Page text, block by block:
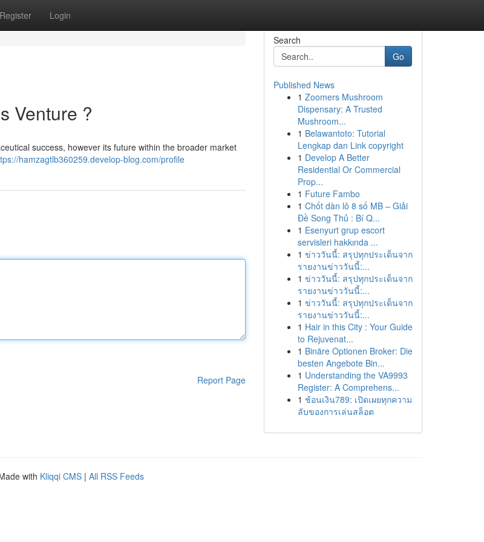
Register Login
Venture ?
success, however its future within the broader market
hamzagtlb360259.develop-blog.com/profile
Report Page
Search
Go
Published News
1 Zoomers Mushroom
Dispensary: A Trusted
Mushroom...
1 Belawantoto: Tutorial
Lengkap dan Link copyright
1 Develop A Better
Residential Or Commercial
Prop...
1 Future Fambo
1 Chốt dàn lô 8 số MB – Giải
Đề Song Thủ : Bí Q...
1 Esenyurt grup escort
servisleri hakkında ...
1 ข่าววันนี้: สรุปทุกประเด็นจาก
รายงานข่าววันนี้:...
1 ข่าววันนี้: สรุปทุกประเด็นจาก
รายงานข่าววันนี้:...
1 ข่าววันนี้: สรุปทุกประเด็นจาก
รายงานข่าววันนี้:...
1 Hair in this City : Your Guide
to Rejuvenat...
1 Binäre Optionen Broker: Die
besten Angebote Bin...
1 Understanding the VA9993
Register: A Comprehens...
1 ช้อนเงิน789: เปิดเผยทุกความ
ลับของการเล่นสล็อต
with Kliqqi CMS | All RSS Feeds